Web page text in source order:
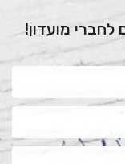
מועדון!